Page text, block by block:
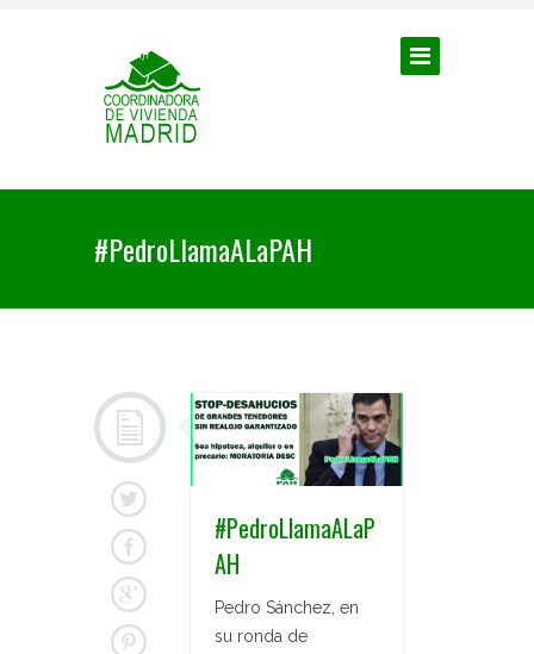
#PedroLlamaALaPAH
#PedroLlamaALaP
AH
Pedro Sánchez, en
su ronda de